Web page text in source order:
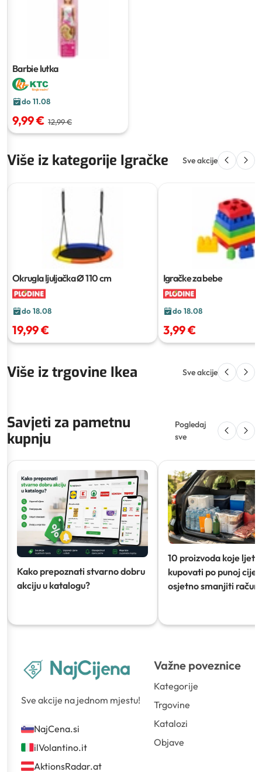
Barbie lutka
do 11.08
9,99 € 12,99 €
Više iz kategorije Igračke Sve akcije
Okrugla ljuljačkaØ 110 cm
do 18.08
19,99 €
Igračke za bebe
do 18.08
3,99 €
Više iz trgovine Ikea Sve akcije
Savjeti za pametnu
kupnju
Pogledaj
sve
Kako prepoznati stvarno dobru
akciju u katalogu?
10 proizvoda koje ljeti
kupovati po punoj
osjetno smanjiti račun)
Sve akcije na jednom mjestu!
NajCena.si
ilVolantino.it
AktionsRadar.at
Važne poveznice
Kategorije
Trgovine
Katalozi
Objave